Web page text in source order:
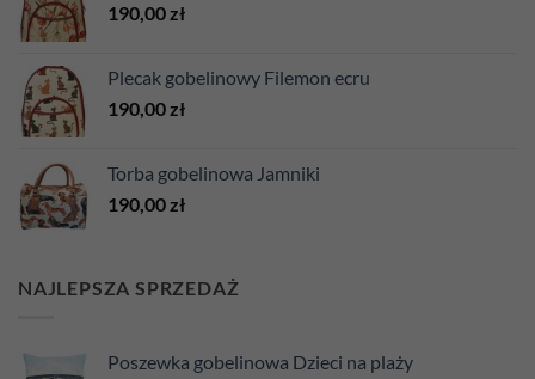
190,00 zł
Plecak gobelinowy Filemon ecru
190,00 zł
Torba gobelinowa Jamniki
190,00 zł
NAJLEPSZA SPRZEDAŻ
Poszewka gobelinowa Dzieci na plaży